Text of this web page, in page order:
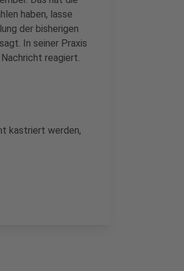
haben, lasse
der bisherigen
In seiner Praxis
reagiert.
kastriert werden,